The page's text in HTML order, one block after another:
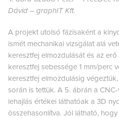
Dávid – graphIT Kft.
A projekt utolsó fázisaként a
ismét mechanikai vizsgálat alá
keresztfej elmozdulását és az
keresztfej sebessége 1 mm/perc
keresztfej elmozdulásig
során is tettük. A 5. ábrán a
lehajlás értékei láthatóak a 3D
összehasonlítva. Jól látható,